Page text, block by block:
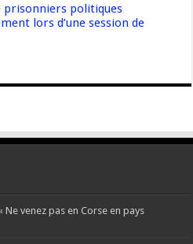
prisonniers politiques
lors d’une session de
venez pas en Corse en pays